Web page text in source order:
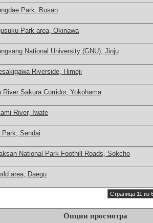
Park, Busan
Park area, Okinawa
National University (GNU), Jinju
Riverside, Himeji
Sakura Corridor, Yokohama
River, Iwate
Sendai
National Park Foothill Roads, Sokcho
area, Daegu
Страница 11 из
Опции просмотра